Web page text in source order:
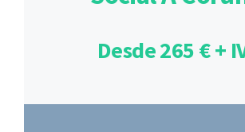
Desde 265 € +